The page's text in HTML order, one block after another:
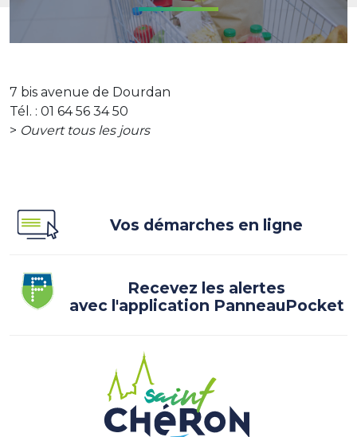
7 bis avenue de Dourdan
Tél. : 01 64 56 34 50
> Ouvert tous les jours
Vos démarches en ligne
Recevez les alertes
avec l'application PanneauPocket